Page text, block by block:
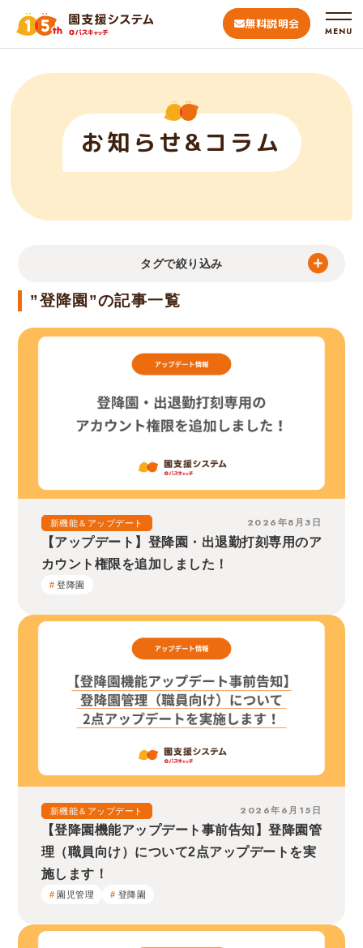
無料説明会
MENU
お知らせ&コラム
タグで絞り込み
”登降園”の記事一覧
新機能＆アップデート 2026年8月3日
【アップデート】登降園・出退勤打刻専用のア
カウント権限を追加しました！
登降園
新機能＆アップデート 2026年6月15日
【登降園機能アップデート事前告知】登降園管
理（職員向け）について2点アップデートを実
施します！
園児管理 登降園